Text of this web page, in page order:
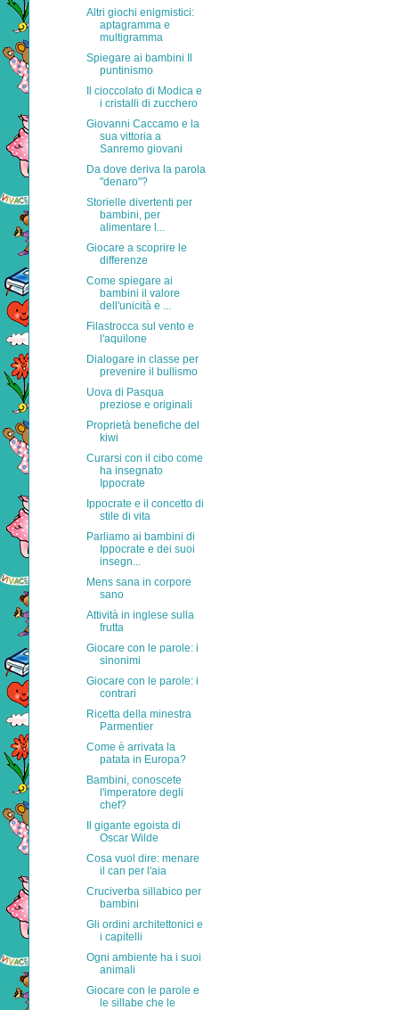
Altri giochi enigmistici:
aptagramma e
multigramma
Spiegare ai bambini Il
puntinismo
Il cioccolato di Modica e
i cristalli di zucchero
Giovanni Caccamo e la
sua vittoria a
Sanremo giovani
Da dove deriva la parola
"denaro"?
Storielle divertenti per
bambini, per
alimentare l...
Giocare a scoprire le
differenze
Come spiegare ai
bambini il valore
dell'unicità e ...
Filastrocca sul vento e
l'aquilone
Dialogare in classe per
prevenire il bullismo
Uova di Pasqua
preziose e originali
Proprietà benefiche del
kiwi
Curarsi con il cibo come
ha insegnato
Ippocrate
Ippocrate e il concetto di
stile di vita
Parliamo ai bambini di
Ippocrate e dei suoi
insegn...
Mens sana in corpore
sano
Attività in inglese sulla
frutta
Giocare con le parole: i
sinonimi
Giocare con le parole: i
contrari
Ricetta della minestra
Parmentier
Come è arrivata la
patata in Europa?
Bambini, conoscete
l'imperatore degli
chef?
Il gigante egoista di
Oscar Wilde
Cosa vuol dire: menare
il can per l'aia
Cruciverba sillabico per
bambini
Gli ordini architettonici e
i capitelli
Ogni ambiente ha i suoi
animali
Giocare con le parole e
le sillabe che le